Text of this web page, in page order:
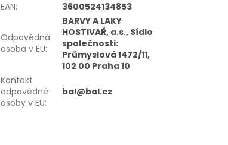
EAN: 3600524134853
Odpovědná
osoba v EU:
BARVY A LAKY
HOSTIVAŘ, a.s., Sídlo
společnosti:
Průmyslová 1472/11,
102 00 Praha 10
Kontakt
odpovědné
osoby v EU:
bal@bal.cz